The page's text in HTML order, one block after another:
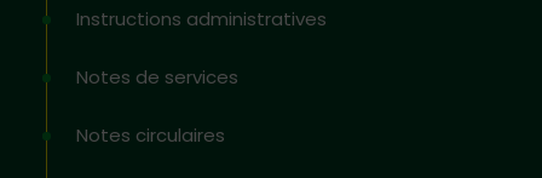
Instructions administratives
Notes de services
Notes circulaires